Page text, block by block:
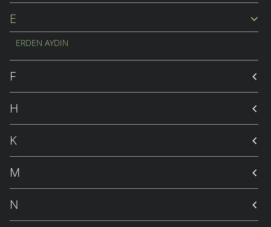
E
ERDEN AYDIN
F
H
K
M
N